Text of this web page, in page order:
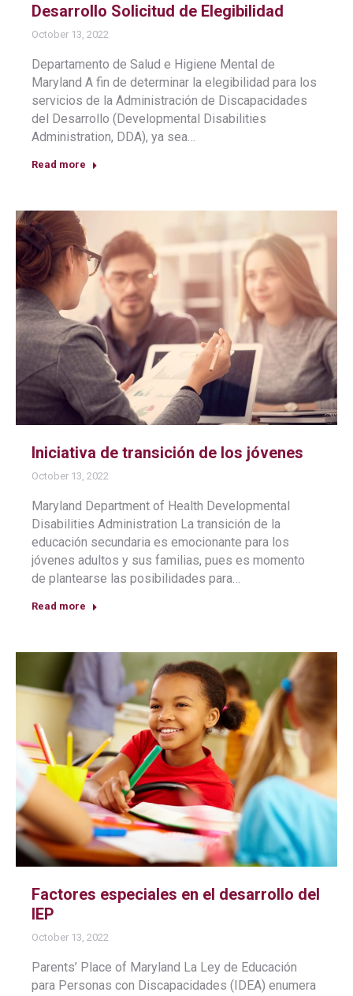
Desarrollo Solicitud de Elegibilidad
October 13, 2022
Departamento de Salud e Higiene Mental de
Maryland A fin de determinar la elegibilidad para los
servicios de la Administración de Discapacidades
del Desarrollo (Developmental Disabilities
Administration, DDA), ya sea…
Read more
Iniciativa de transición de los jóvenes
October 13, 2022
Maryland Department of Health Developmental
Disabilities Administration La transición de la
educación secundaria es emocionante para los
jóvenes adultos y sus familias, pues es momento
de plantearse las posibilidades para…
Read more
Factores especiales en el desarrollo del
IEP
October 13, 2022
Parents’ Place of Maryland La Ley de Educación
para Personas con Discapacidades (IDEA) enumera